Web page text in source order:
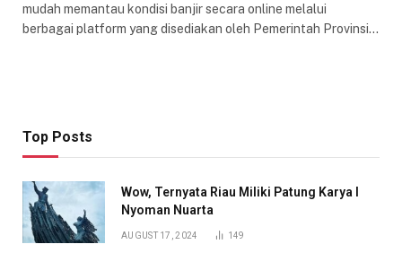
mudah memantau kondisi banjir secara online melalui
berbagai platform yang disediakan oleh Pemerintah Provinsi…
Top Posts
Wow, Ternyata Riau Miliki Patung Karya I
Nyoman Nuarta
AUGUST 17, 2024 149